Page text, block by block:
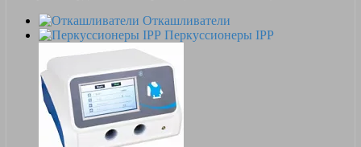
Откашливатели
Перкуссионеры IPP